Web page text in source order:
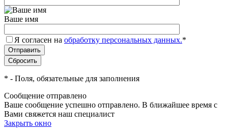
Ваше имя
Я согласен на обработку персональных данных.*
* - Поля, обязательные для заполнения
Сообщение отправлено
Ваше сообщение успешно отправлено. В ближайшее время с
Вами свяжется наш специалист
Закрыть окно